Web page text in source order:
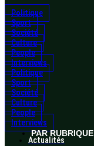
Politique
Sport
Société
Culture
People
Interviews
Politique
Sport
Société
Culture
People
Interviews
PAR RUBRIQUE
Actualités